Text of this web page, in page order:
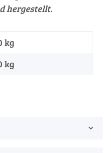
hergestellt.
kg
kg